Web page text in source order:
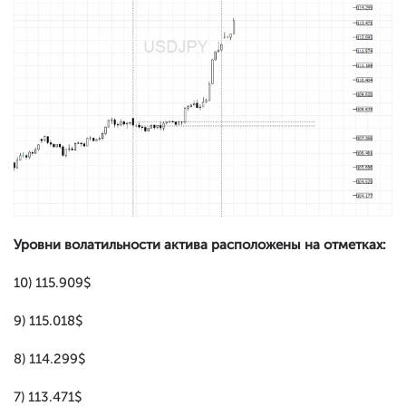
Уровни волатильности актива расположены на отметках:
10) 115.909$
9) 115.018$
8) 114.299$
7) 113.471$